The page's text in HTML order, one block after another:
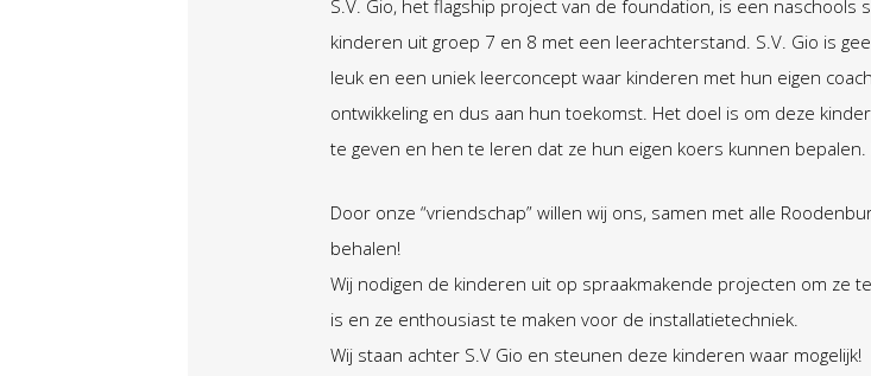
S.V. Gio, het flagship project van de foundation, is een
kinderen uit groep 7 en 8 met een leerachterstand. S.V. Gio is
leuk en een uniek leerconcept waar kinderen met hun eigen
ontwikkeling en dus aan hun toekomst. Het doel is om deze
te geven en hen te leren dat ze hun eigen koers kunnen
Door onze “vriendschap” willen wij ons, samen met alle
behalen!
Wij nodigen de kinderen uit op spraakmakende projecten om ze
is en ze enthousiast te maken voor de installatietechniek.
Wij staan achter S.V Gio en steunen deze kinderen waar mogelijk!